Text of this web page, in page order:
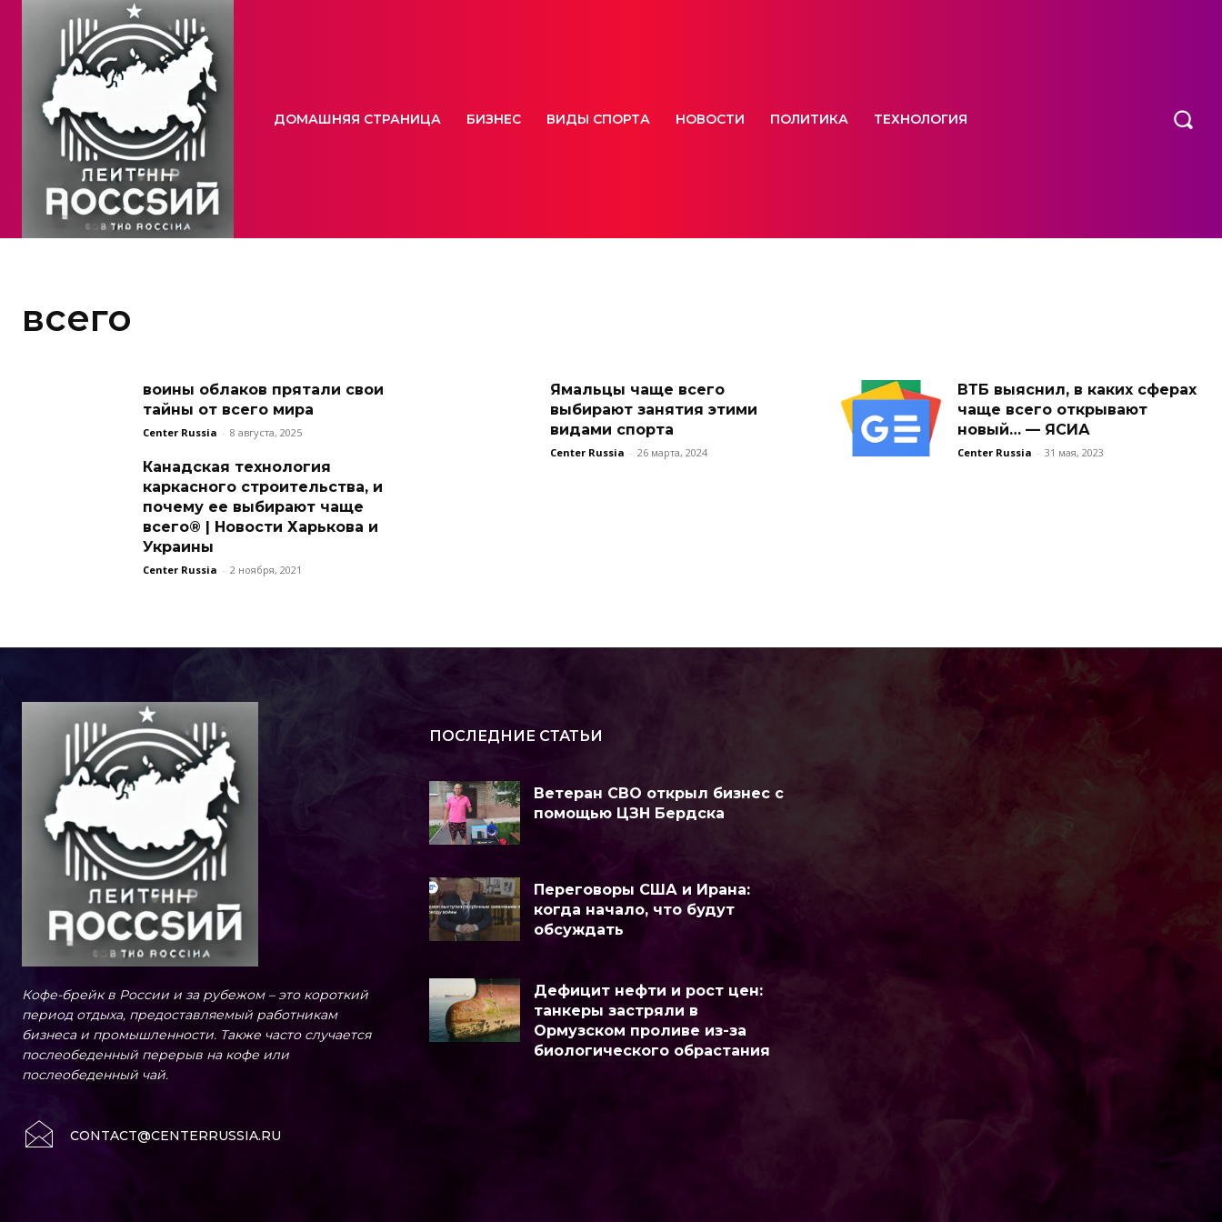
ДОМАШНЯЯ СТРАНИЦА БИЗНЕС ВИДЫ СПОРТА НОВОСТИ ПОЛИТИКА ТЕХНОЛОГИЯ
всего
воины облаков прятали свои
тайны от всего мира
Center Russia - 8 августа, 2025
Ямальцы чаще всего
выбирают занятия этими
видами спорта
Center Russia - 26 марта, 2024
ВТБ выяснил, в каких сферах
чаще всего открывают
новый… — ЯСИА
Center Russia - 31 мая, 2023
Канадская технология
каркасного строительства, и
почему ее выбирают чаще
всего® | Новости Харькова и
Украины
Center Russia - 2 ноября, 2021
Кофе-брейк в России и за рубежом – это короткий
период отдыха, предоставляемый работникам
бизнеса и промышленности. Также часто случается
послеобеденный перерыв на кофе или
послеобеденный чай.
CONTACT@CENTERRUSSIA.RU
ПОСЛЕДНИЕ СТАТЬИ
Ветеран СВО открыл бизнес с
помощью ЦЗН Бердска
Переговоры США и Ирана:
когда начало, что будут
обсуждать
Дефицит нефти и рост цен:
танкеры застряли в
Ормузском проливе из-за
биологического обрастания